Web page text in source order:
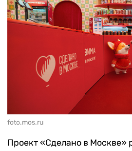
foto.mos.ru
Проект «Сделано в Москве»